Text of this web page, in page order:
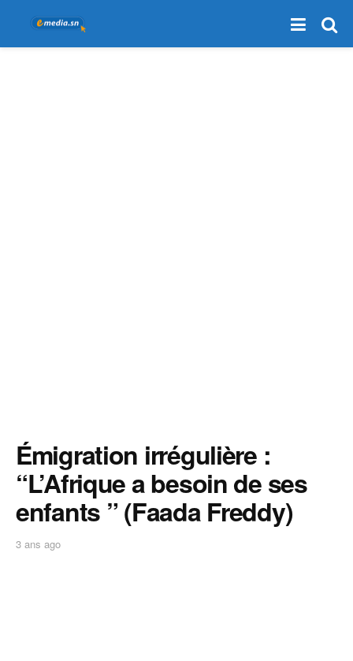
Émigration irrégulière :
“L’Afrique a besoin de ses
enfants ” (Faada Freddy)
3 ans ago